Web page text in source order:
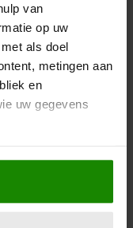
van
op uw
als doel
metingen aan
en
uw gegevens
geografische
kan zijn